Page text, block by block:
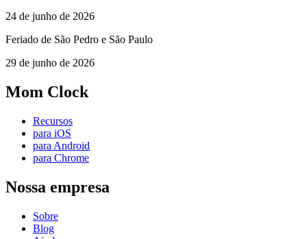
24 de junho de 2026
Feriado de São Pedro e São Paulo
29 de junho de 2026
Mom Clock
Recursos
para iOS
para Android
para Chrome
Nossa empresa
Sobre
Blog